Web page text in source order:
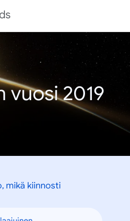
vuosi 2019
mikä kiinnosti